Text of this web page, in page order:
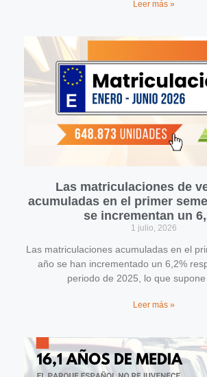
Leer más »
Las matriculaciones de
acumuladas en el primer
se incrementan un
1 julio, 2026
Las matriculaciones acumuladas en el
año se han incrementado un 6,2%
periodo de 2025, lo que
Leer más »